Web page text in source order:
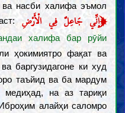
насби халифа эъмол
﴿إِنِّي جَاعِلٌ فِي الْأَرْضِ
халифа бар рӯйи
ҳокимиятро фақат ва
баргузидагоне ки худ
таъйид ва ба мардум
медиҳад, на аз тариқи
алайҳи саломро